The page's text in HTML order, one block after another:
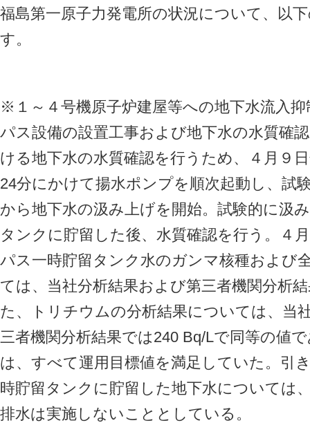
福島第一原子力発電所の状況について、以
す。
※１～４号機原子炉建屋等への地下水流入
パス設備の設置工事および地下水の水質確
ける地下水の水質確認を行うため、４月９
24分にかけて揚水ポンプを順次起動し、試
から地下水の汲み上げを開始。試験的に汲
タンクに貯留した後、水質確認を行う。４
パス一時貯留タンク水のガンマ核種および
ては、当社分析結果および第三者機関分析
た、トリチウムの分析結果については、当
三者機関分析結果では240 Bq/Lで同等の値
は、すべて運用目標値を満足していた。引
時貯留タンクに貯留した地下水については
排水は実施しないこととしている。